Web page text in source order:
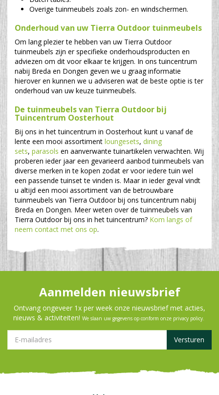
Overige tuinmeubels zoals zon- en windschermen.
Onderhoud van uw Tierra Outdoor tuinmeubels
Om lang plezier te hebben van uw Tierra Outdoor
tuinmeubels zijn er specifieke onderhoudsproducten en
adviezen om dit voor elkaar te krijgen. In ons tuincentrum
nabij Breda en Dongen geven we u graag informatie
hierover en kunnen we u adviseren wat de beste optie is ter
onderhoud van uw keuze tuinmeubels.
De tuinmeubels van Tierra Outdoor bij
Tuincentrum Oosterhout
Bij ons in het tuincentrum in Oosterhout kunt u vanaf de
lente een mooi assortiment loungesets, dining
sets, parasols en aanverwante tuinartikelen verwachten. Wij
proberen ieder jaar een gevarieerd aanbod tuinmeubels van
diverse merken in te kopen zodat er voor iedere tuin wel
een passende tuinset te vinden is. Maar in ieder geval vindt
u altijd een mooi assortiment van de betrouwbare
tuinmeubels van Tierra Outdoor bij ons tuincentrum nabij
Breda en Dongen. Meer weten over de tuinmeubels van
Tierra Outdoor bij ons in het tuincentrum? Kom langs of
neem contact met ons op.
Aanmelden nieuwsbrief
Ontvang ongeveer 1x per week onze nieuwsbrief met acties,
nieuws & activiteiten! We slaan uw gegevens op conform onze privacy policy.